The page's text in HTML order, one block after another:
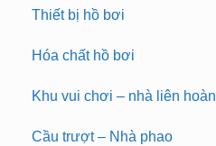
Thiết bị hồ bơi
Hóa chất hồ bơi
Khu vui chơi – nhà liên hoàn
Cầu trượt – Nhà phao